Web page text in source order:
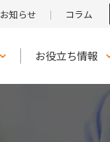
お知らせ ｜ コラム
お役立ち情報